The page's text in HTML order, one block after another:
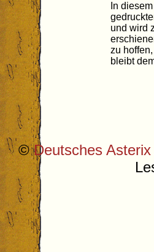
In
und wird
zu
bleibt
©Deutsches